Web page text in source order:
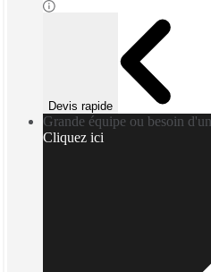
Devis rapide
Grande équipe ou besoin
Cliquez ici